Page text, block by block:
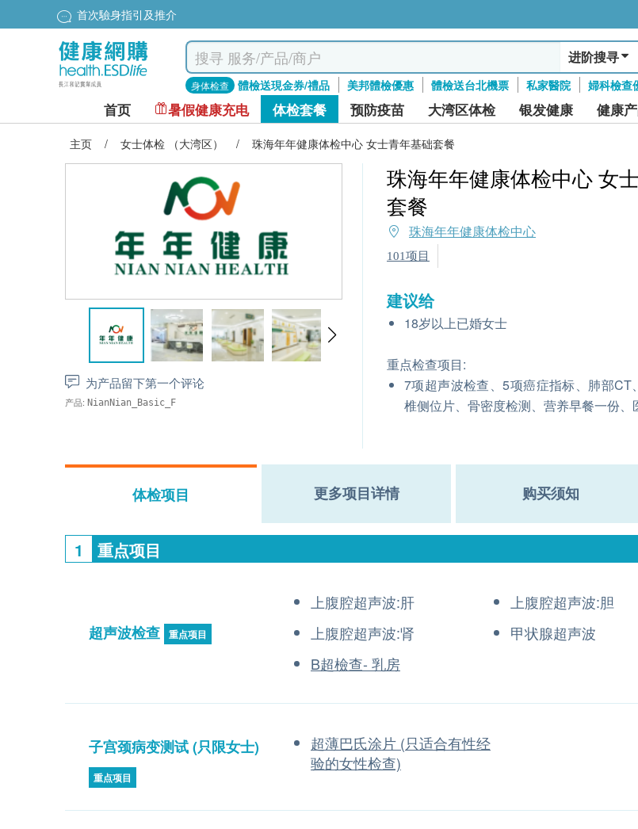
首次驗身指引及推介
进阶搜寻
身体检查 體檢送現金券/禮品 美邦體檢優惠 體檢送台北機票 私家醫院 婦科檢查
首页 暑假健康充电 体检套餐 预防疫苗 大湾区体检 银发健康 健康
主页 / 女士体检 （大湾区） / 珠海年年健康体检中心 女士青年基础套餐
为产品留下第一个评论
产品: NianNian_Basic_F
珠海年年健康体检中心 女
套餐
珠海年年健康体检中心
101项目
建议给
18岁以上已婚女士
重点检查项目:
7项超声波检查、5项癌症指标、肺部CT
椎侧位片、骨密度检测、营养早餐一份、
体检项目 更多项目详情 购买须知
1 重点项目
超声波检查 重点项目
上腹腔超声波:肝 上腹腔超声波:胆
上腹腔超声波:肾
甲状腺超声波
B超檢查- 乳房
子宫颈病变测试 (只限女士)
重点项目
超薄巴氏涂片 (只适合有性经
验的女性检查)